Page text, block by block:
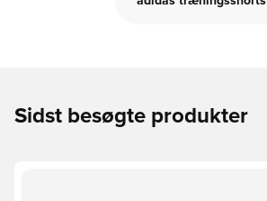
Sidst besøgte produkter